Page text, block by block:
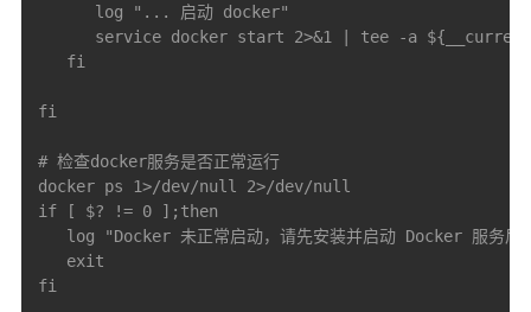
      log "... 启动 docker"
service docker start 2>&1 | tee -a
   fi
fi
# 检查docker服务是否正常运行
docker ps 1>/dev/null 2>/dev/null
if [ $? != 0 ];then
log "Docker 未正常启动，请先安装并启动 Docker 服务后
   exit
fi